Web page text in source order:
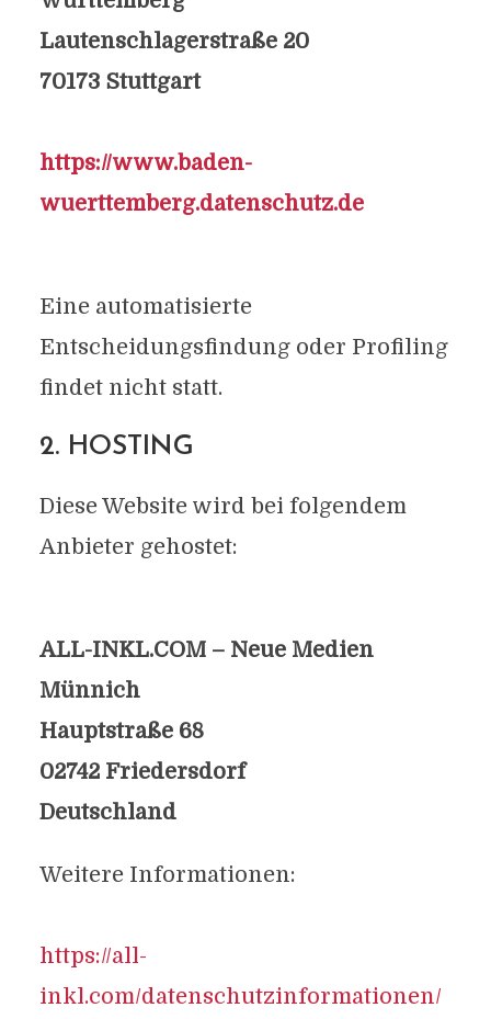
Lautenschlagerstraße 20
70173 Stuttgart
https://www.baden-
wuerttemberg.datenschutz.de
Eine automatisierte
Entscheidungsfindung oder Profiling
findet nicht statt.
2. HOSTING
Diese Website wird bei folgendem
Anbieter gehostet:
ALL-INKL.COM – Neue Medien
Münnich
Hauptstraße 68
02742 Friedersdorf
Deutschland
Weitere Informationen:
https://all-
inkl.com/datenschutzinformationen/